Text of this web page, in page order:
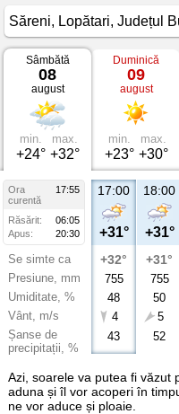
Vremea
Săreni
Lopătari,
Județul
Buzău
Sâmbătă
08
august
min.
+24°
max.
+32°
Duminică
09
august
min.
+23°
max.
+30°
Ora
17:55
curentă
Răsărit:
06:05
Apus:
20:30
Se simte ca
Presiune, mm
Umiditate, %
Vânt, m/s
Șanse de
precipitații, %
17:00
+31°
+32°
755
48
4
43
18:00
+31°
+31°
755
50
5
52
Azi, soarele va putea fi văzut
aduna și îl vor acoperi în
ne vor aduce și ploaie.